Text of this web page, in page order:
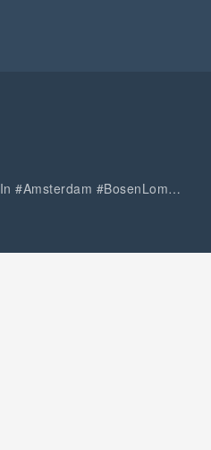
In #Amsterdam #BosenLommer een #huis gefotografeer…